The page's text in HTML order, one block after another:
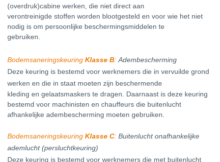
(overdruk)cabine werken, die niet direct aan
verontreinigde stoffen worden blootgesteld en voor wie het niet
nodig is om persoonlijke beschermingsmiddelen te
gebruiken.
Bodemsaneringskeuring Klasse B: Adembescherming
Deze keuring is bestemd voor werknemers die in vervuilde grond
werken en die in staat moeten zijn beschermende
kleding en gelaatsmaskers te dragen. Daarnaast is deze keuring
bestemd voor machinisten en chauffeurs die buitenlucht
afhankelijke adembescherming moeten gebruiken.
Bodemsaneringskeuring Klasse C: Buitenlucht onafhankelijke
ademlucht (persluchtkeuring)
Deze keuring is bestemd voor werknemers die met buitenlucht